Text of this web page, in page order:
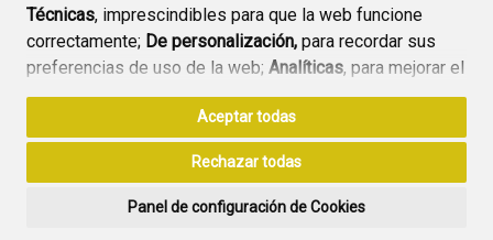
Técnicas, imprescindibles para que la web funcione
correctamente; De personalización, para recordar sus
preferencias de uso de la web; Analíticas, para mejorar el
funcionamiento de la web y sus servicios.
Si acepta pulsando el botón“Aceptar todas”
consideramos que acepta su uso. Si pulsa el botón
ninguna acción, se guardarán las cookies técnicas
Aceptar todas
Rechazar todas
Panel de configuración de Cookies